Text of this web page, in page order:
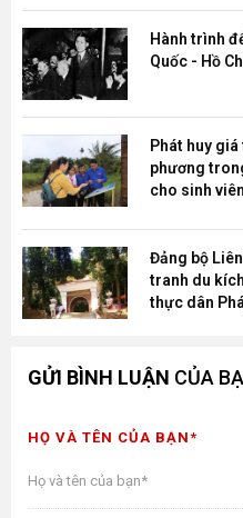
Hành trình
Quốc - Hồ
Phát huy
phương
cho sinh
Đảng bộ
tranh du
thực dân
GỬI BÌNH LUẬN CỦA
HỌ VÀ TÊN CỦA BẠN*